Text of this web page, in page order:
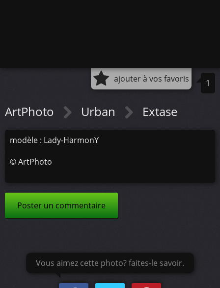
ajouter à vos favoris 1
ArtPhoto Urban Extase
modèle : Lady-HarmonY
©ArtPhoto
Poster un commentaire
Vous aimez cette photo? faites-le savoir.